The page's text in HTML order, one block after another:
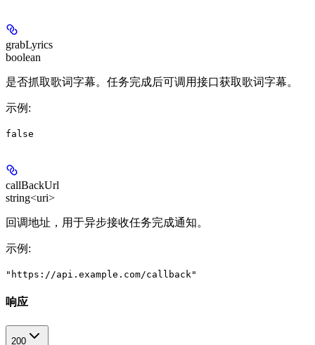
grabLyrics
boolean
是否抓取歌词字幕。任务完成后可调用接口获取歌词字幕。
示例 :
false
callBackUrl
string<uri>
回调地址，用于异步接收任务完成通知。
示例 :
"https://api.example.com/callback"
响应
200